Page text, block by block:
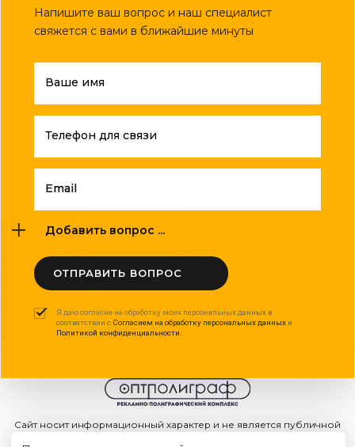
Напишите ваш вопрос и наш специалист
свяжется с вами в ближайшие минуты
Ваше имя
Телефон для связи
Email
Добавить вопрос ...
ОТПРАВИТЬ ВОПРОС
Я даю согласие на обработку моих персональных данных в
соответствии с Согласием на обработку персональных данных и
Политикой конфиденциальности
Сайт носит информационный характер и не является публичной